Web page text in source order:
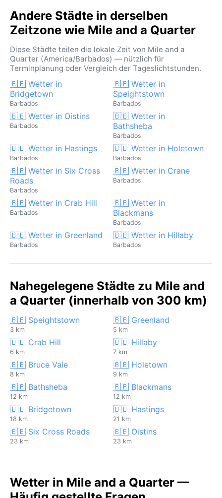
Andere Städte in derselben
Zeitzone wie Mile and a Quarter
Diese Städte teilen die lokale Zeit von Mile and a
Quarter (America/Barbados) — nützlich für
Terminplanung oder Vergleich der Tageslichtstunden.
🇧🇧 Wetter in
Bridgetown
Barbados
🇧🇧 Wetter in
Speightstown
Barbados
🇧🇧 Wetter in Oistins
Barbados
🇧🇧 Wetter in
Bathsheba
Barbados
🇧🇧 Wetter in Hastings
Barbados
🇧🇧 Wetter in Holetown
Barbados
🇧🇧 Wetter in Six Cross
Roads
Barbados
🇧🇧 Wetter in Crane
Barbados
🇧🇧 Wetter in Crab Hill
Barbados
🇧🇧 Wetter in
Blackmans
Barbados
🇧🇧 Wetter in Greenland
Barbados
🇧🇧 Wetter in Hillaby
Barbados
Nahegelegene Städte zu Mile and
a Quarter (innerhalb von 300 km)
🇧🇧 Speightstown
3 km
🇧🇧 Greenland
5 km
🇧🇧 Crab Hill
6 km
🇧🇧 Hillaby
7 km
🇧🇧 Bruce Vale
8 km
🇧🇧 Holetown
9 km
🇧🇧 Bathsheba
12 km
🇧🇧 Blackmans
12 km
🇧🇧 Bridgetown
18 km
🇧🇧 Hastings
21 km
🇧🇧 Six Cross Roads
23 km
🇧🇧 Oistins
23 km
Wetter in Mile and a Quarter —